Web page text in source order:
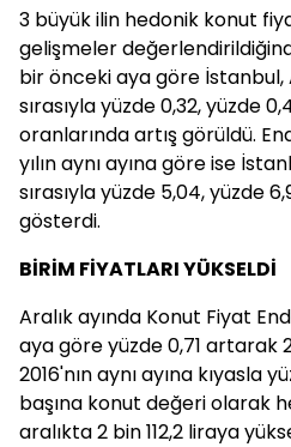
3 büyük ilin hedonik konut
gelişmeler
bir önceki aya göre
sırasıyla yüzde 0,32, yüzde
oranlarında artış görüldü.
yılın aynı ayına göre ise
sırasıyla yüzde 5,04, yüzde
gösterdi.
BİRİM FİYATLARI YÜKSELDİ
Aralık ayında Konut Fiyat
aya göre yüzde 0,71 artarak
2016'nın aynı ayına kıyasla
başına konut değeri olarak
aralıkta 2 bin 112,2 liraya